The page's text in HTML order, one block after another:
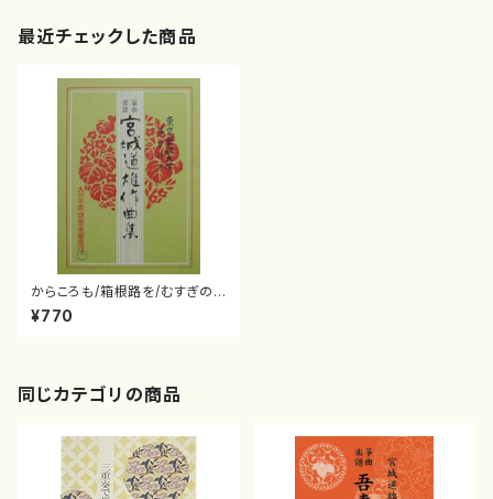
最近チェックした商品
からころも/箱根路を/むすぎの
神曲(/宮城道雄/楽譜）
¥770
同じカテゴリの商品